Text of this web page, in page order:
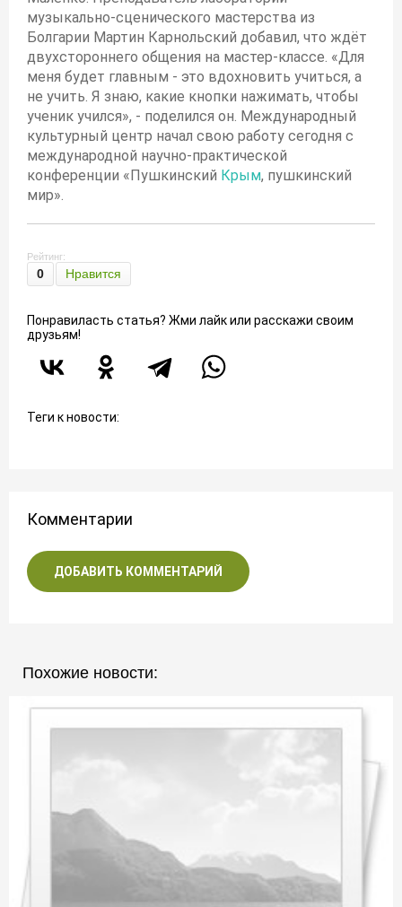
музыкально-сценического мастерства из
Болгарии Мартин Карнольский добавил, что ждёт
двухстороннего общения на мастер-классе. «Для
меня будет главным - это вдохновить учиться, а
не учить. Я знаю, какие кнопки нажимать, чтобы
ученик учился», - поделился он. Международный
культурный центр начал свою работу сегодня с
международной научно-практической
конференции «Пушкинский Крым, пушкинский
мир».
Рейтинг:
0 Нравится
Понравиласть статья? Жми лайк или расскажи своим
друзьям!
Теги к новости:
Комментарии
ДОБАВИТЬ КОММЕНТАРИЙ
Похожие новости: